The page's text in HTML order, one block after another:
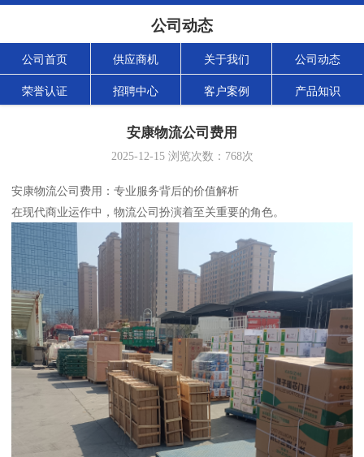
公司动态
公司首页 供应商机 关于我们 公司动态
荣誉认证 招聘中心 客户案例 产品知识
安康物流公司费用
2025-12-15浏览次数： 768次
安康物流公司费用：专业服务背后的价值解析
在现代商业运作中，物流公司扮演着至关重要的角色。